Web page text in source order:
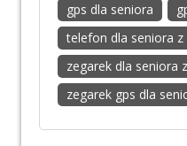
gps dla seniora
telefon dla seniora
zegarek dla seniora
zegarek gps dla